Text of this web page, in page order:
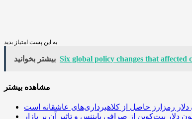
به این پست امتیاز بدید
بیشتر بخوانید Six global policy changes that affected
مشاهده بیشتر